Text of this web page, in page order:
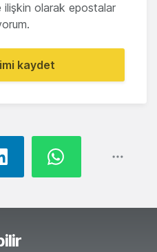
ilişkin olarak epostalar
kaydet